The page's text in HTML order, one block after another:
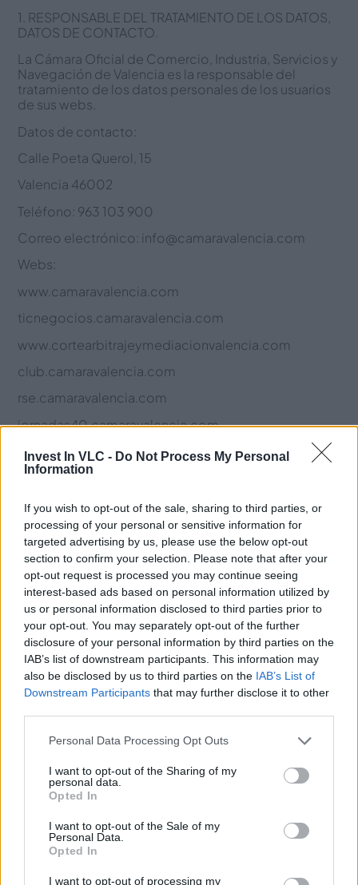
Invest In VLC - Do Not Process My Personal
Information
If you wish to opt-out of the sale, sharing to third parties, or
processing of your personal or sensitive information for
targeted advertising by us, please use the below opt-out
section to confirm your selection. Please note that after your
opt-out request is processed you may continue seeing
interest-based ads based on personal information utilized by
us or personal information disclosed to third parties prior to
your opt-out. You may separately opt-out of the further
disclosure of your personal information by third parties on the
IAB’s list of downstream participants. This information may
also be disclosed by us to third parties on the IAB’s List of
Downstream Participants that may further disclose it to other
Personal Data Processing Opt Outs
I want to opt-out of the Sharing of my
personal data.
Opted In
I want to opt-out of the Sale of my
Personal Data.
Opted In
I want to opt-out of processing my
1. RESPONSABLE DEL TRATAMIENTO DE LOS DATOS,
DATOS DE CONTACTO.
La Cámara Oficial de Comercio, Industria, Servicios y
Navegación de Valencia es la responsable del
tratamiento de los datos personales de los usuarios
de sus webs.
Datos de contacto:
Calle Poeta Querol, 15
Valencia 46002
Teléfono: 963 103 900
Correo electrónico: info@camaravalencia.com
Webs:
www.camaravalencia.com
ticnegocios.camaravalencia.com
www.cortearbitrajeymediacionvalencia.com
club.camaravalencia.com
rse.camaravalencia.com
jornadas40.camaravalencia.com
www.foodly.es
www.boletines-electronicos.com
www.colabourativelab.com
empleo.camaravalencia.com
www.forosempleovalencia.com
www.ticnegocios.es
godigital.ticnegocios.es
negociossostenibles.camaravalencia.com
bucle.camaravalencia.com
www.operacionesylogistica.com
www.bonocomerciovlc.com
www.investvlc.com
www.investinvlc.com
2.FINALIDAD.
La finalidad con la que se recogen y tratan los datos
personales a través de los distintos formularios
propiedad de la Cámara, es la poder gestionar y